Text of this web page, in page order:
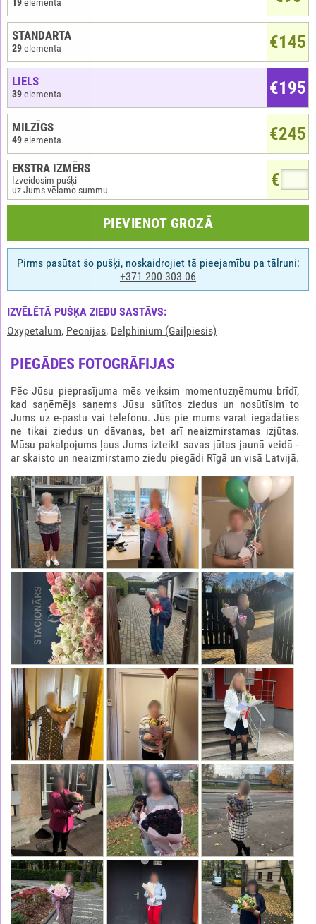
€145
STANDARTA
29elementa
€195
LIELS
39elementa
€245
MILZĪGS
49elementa
€
EKSTRA IZMĒRS
Izveidosim pušķi
uz Jums vēlamo summu
PIEVIENOT GROZĀ
Pirms pasūtat šo pušķi, noskaidrojiet tā pieejamību pa tālruni:
+371 200 303 06
IZVĒLĒTĀ PUŠĶA ZIEDU SASTĀVS:
Oxypetalum, Peonijas, Delphinium (Gaiļpiesis)
PIEGĀDES FOTOGRĀFIJAS
Pēc Jūsu pieprasījuma mēs veiksim momentuzņēmumu brīdī,
kad saņēmējs saņems Jūsu sūtītos ziedus un nosūtīsim to
Jums uz e-pastu vai telefonu. Jūs pie mums varat iegādāties
ne tikai ziedus un dāvanas, bet arī neaizmirstamas izjūtas.
Mūsu pakalpojums ļaus Jums izteikt savas jūtas jaunā veidā -
ar skaisto un neaizmirstamo ziedu piegādi Rīgā un visā Latvijā.